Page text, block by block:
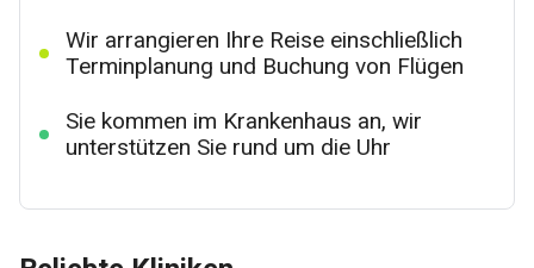
Wir arrangieren Ihre Reise einschließlich
Terminplanung und Buchung von Flügen
Sie kommen im Krankenhaus an, wir
unterstützen Sie rund um die Uhr